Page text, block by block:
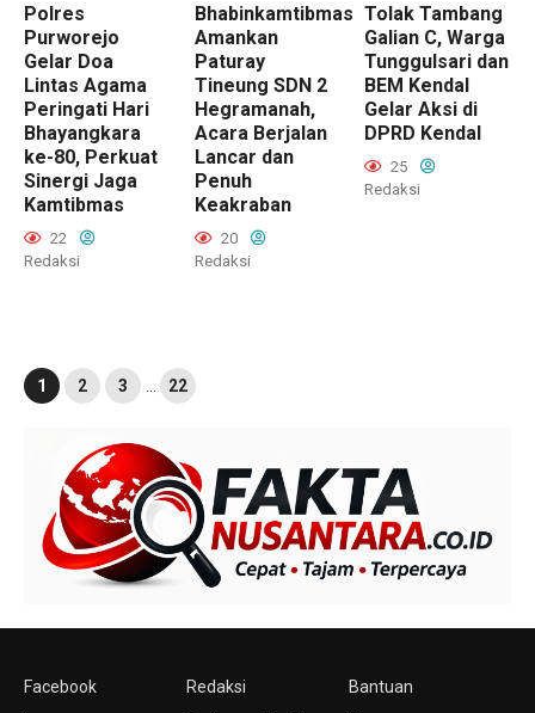
Polres
Purworejo
Gelar Doa
Lintas Agama
Peringati Hari
Bhayangkara
ke-80, Perkuat
Sinergi Jaga
Kamtibmas
22
Redaksi
Bhabinkamtibmas
Amankan
Paturay
Tineung SDN 2
Hegramanah,
Acara Berjalan
Lancar dan
Penuh
Keakraban
20
Redaksi
Tolak Tambang
Galian C, Warga
Tunggulsari dan
BEM Kendal
Gelar Aksi di
DPRD Kendal
25
Redaksi
1 2 3 22
Facebook
Redaksi
Bantuan